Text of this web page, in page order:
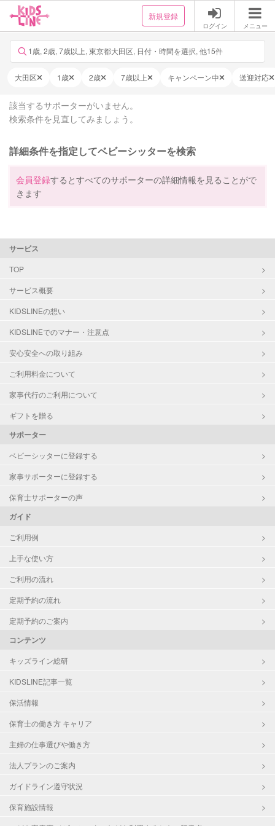
新規登録
ログイン メニュー
1歳, 2歳, 7歳以上, 東京都大田区, 日付・時間を選択, 他15件
大田区 1歳 2歳 7歳以上 キャンペーン中 送迎対応
該当するサポーターがいません。
検索条件を見直してみましょう。
詳細条件を指定してベビーシッターを検索
会員登録するとすべてのサポーターの詳細情報を見ることがで
きます
サービス
TOP
サービス概要
KIDSLINEの想い
KIDSLINEでのマナー・注意点
安心安全への取り組み
ご利用料金について
家事代行のご利用について
ギフトを贈る
サポーター
ベビーシッターに登録する
家事サポーターに登録する
保育士サポーターの声
ガイド
ご利用例
上手な使い方
ご利用の流れ
定期予約の流れ
定期予約のご案内
コンテンツ
キッズライン総研
KIDSLINE記事一覧
保活情報
保育士の働き方 キャリア
主婦の仕事選びや働き方
法人プランのご案内
ガイドライン遵守状況
保育施設情報